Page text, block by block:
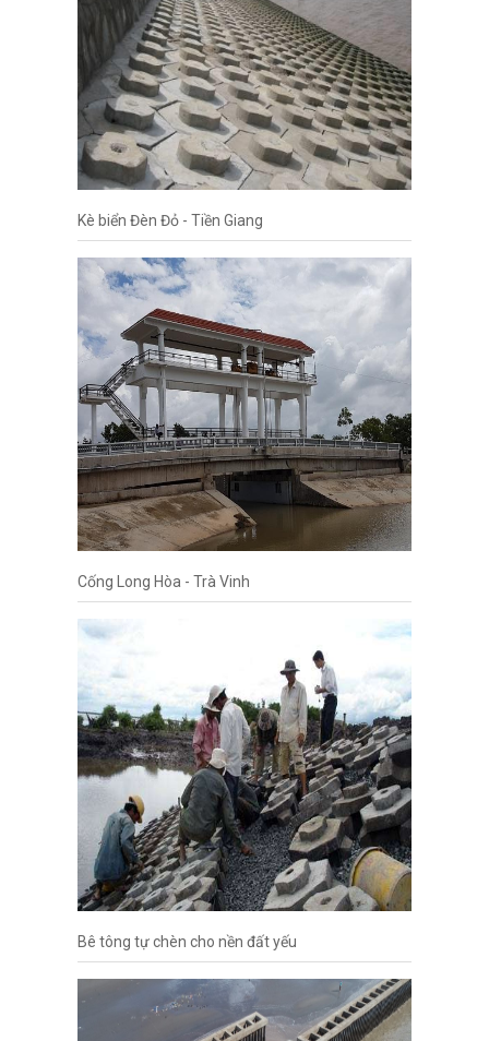
Kè biển Đèn Đỏ - Tiền Giang
Cống Long Hòa - Trà Vinh
Bê tông tự chèn cho nền đất yếu